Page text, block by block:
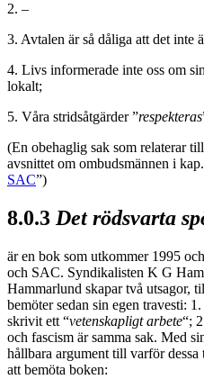
2. –
3. Avtalen är så dåliga att det inte
4. Livs informerade inte oss om
lokalt;
5. Våra stridsåtgärder ”respekteras
(En obehaglig sak som relaterar
avsnittet om ombudsmännen i
SAC”)
8.0.3 Det rödsvarta
är en bok som utkommer 1995
och SAC. Syndikalisten K G
Hammarlund skapar två utsagor,
bemöter sedan sin egen travesti:
skrivit ett “vetenskapligt arbete“;
och fascism är samma sak. Med
hållbara argument till varför
att bemöta boken: